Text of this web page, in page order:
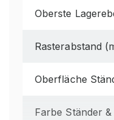
Oberste
Rasterabstand
Oberfläche
Farbe Ständer &